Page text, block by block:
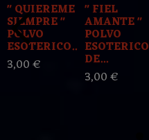
" QUIEREME
SIEMPRE "
POLVO
ESOTERICO...
3,00 €
" FIEL
AMANTE "
POLVO
ESOTERICO
DE...
3,00 €